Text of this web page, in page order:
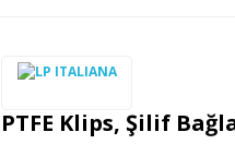
PTFE Klips, Şilif